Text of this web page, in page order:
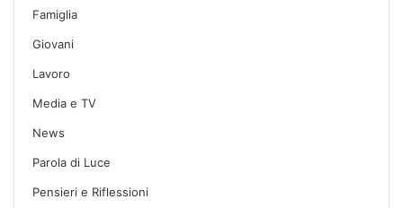
Famiglia
Giovani
Lavoro
Media e TV
News
Parola di Luce
Pensieri e Riflessioni